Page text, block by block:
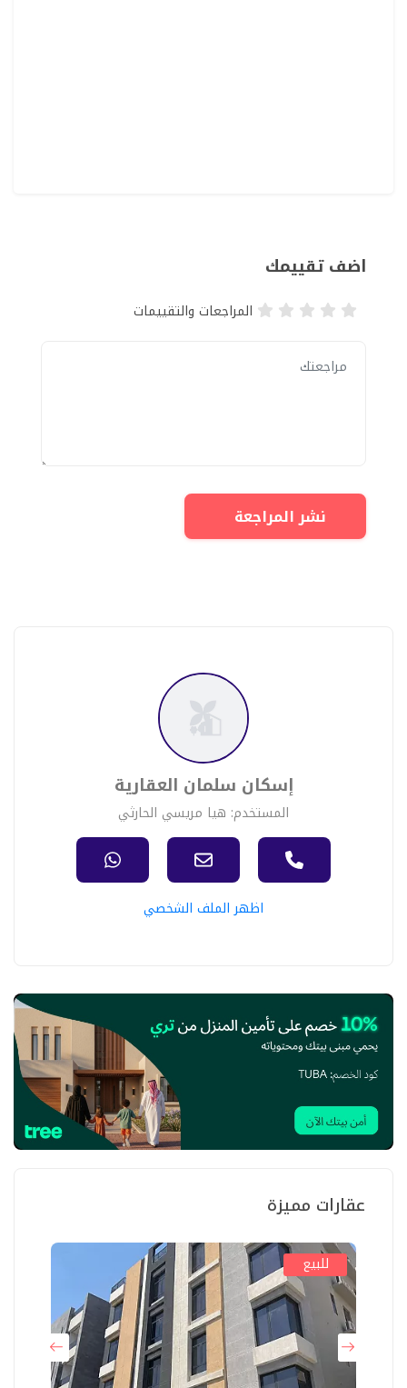
اضف تقييمك
المراجعات والتقييمات
نشر المراجعة
إسكان سلمان العقارية
المستخدم: هيا مريسي الحارثي
اظهر الملف الشخصي
عقارات مميزة
للبيع